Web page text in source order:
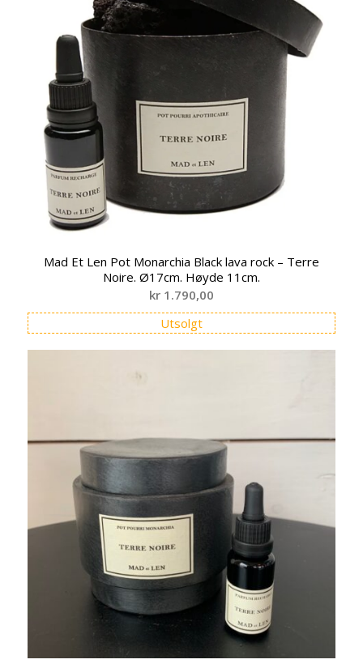
Mad Et Len Pot Monarchia Black lava rock – Terre
Noire. Ø17cm. Høyde 11cm.
kr1.790,00
Utsolgt